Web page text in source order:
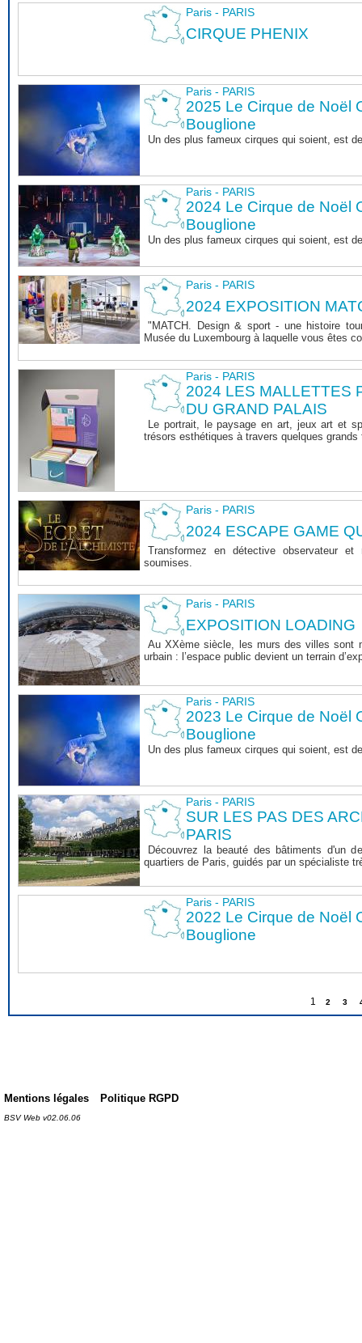
Paris - PARIS
CIRQUE PHENIX
Paris - PARIS
2025 Le Cirque de Noël
Bouglione
Un des plus fameux cirques qui soient, est
Paris - PARIS
2024 Le Cirque de Noël
Bouglione
Un des plus fameux cirques qui soient, est
Paris - PARIS
2024 EXPOSITION
"MATCH. Design & sport - une histoire
Musée du Luxembourg à laquelle vous êtes
Paris - PARIS
2024 LES MALLETTES
DU GRAND PALAIS
Le portrait, le paysage en art, jeux art et
trésors esthétiques à travers quelques
Paris - PARIS
2024 ESCAPE GAME
Transformez en détective observateur
soumises.
Paris - PARIS
EXPOSITION LOADING
Au XXème siècle, les murs des villes sont
urbain : l’espace public devient un terrain
Paris - PARIS
2023 Le Cirque de Noël
Bouglione
Un des plus fameux cirques qui soient, est
Paris - PARIS
SUR LES PAS DES
PARIS
Découvrez la beauté des bâtiments d'un
quartiers de Paris, guidés par un spécialiste
Paris - PARIS
2022 Le Cirque de Noël
Bouglione
1 2 3
Mentions légales Politique RGPD
BSV Web v02.06.06